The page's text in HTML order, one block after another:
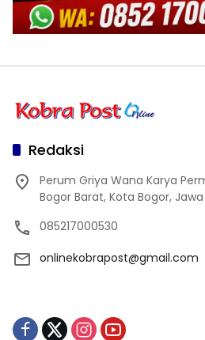
Redaksi
Perum Griya Wana Karya
Bogor Barat, Kota Bogor,
085217000530
onlinekobrapost@gmail.com